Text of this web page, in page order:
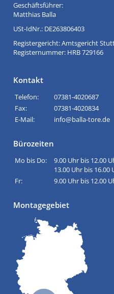
Geschäftsführer:
Matthias Balla
USt-IdNr.: DE263806403
Registergericht: Amtsgericht
Registernummer: HRB 729166
Kontakt
Telefon:
07381-4020687
Fax:
07381-4020834
E-Mail:
info@balla-tore.de
Bürozeiten
Mo bis Do:
9.00 Uhr bis 12.00
13.00 Uhr bis 16.00
Fr:
9.00 Uhr bis 12.00
Montagegebiet